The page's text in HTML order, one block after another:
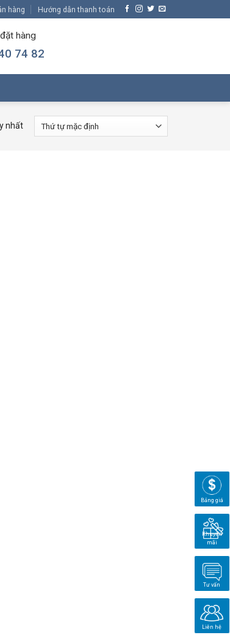
hàng Hướng dẫn thanh toán
hàng
74 82
nhất
Bảng giá
Khuyến
mãi
Tư vấn
Liên hệ